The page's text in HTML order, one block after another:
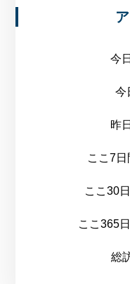
今
今
昨
ここ7
ここ30
ここ365
総